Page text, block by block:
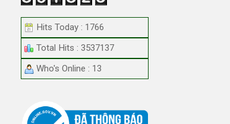
Hits Today : 1766
Total Hits : 3537137
Who's Online : 13